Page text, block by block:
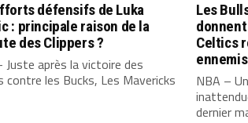
défensifs de Luka
: principale raison de la
des Clippers ?
Juste après la victoire des
contre les Bucks, Les Mavericks
Les
Celtics
ennemis
NBA –
dernier